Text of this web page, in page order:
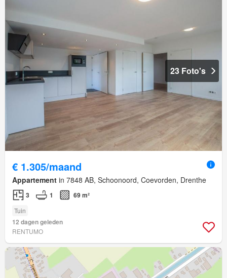
23 Foto's
€ 1.305/maand
Appartement in 7848 AB, Schoonoord, Coevorden, Drenthe
3 1 69 m²
Tuin
12 dagen geleden
RENTUMO